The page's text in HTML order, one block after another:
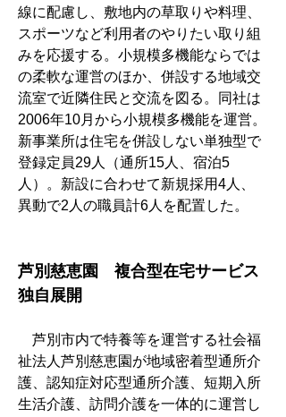
線に配慮し、敷地内の草取りや料理、
スポーツなど利用者のやりたい取り組
みを応援する。小規模多機能ならでは
の柔軟な運営のほか、併設する地域交
流室で近隣住民と交流を図る。同社は
2006年10月から小規模多機能を運営。
新事業所は住宅を併設しない単独型で
登録定員29人（通所15人、宿泊5
人）。新設に合わせて新規採用4人、
異動で2人の職員計6人を配置した。
芦別慈恵園　複合型在宅サービス
独自展開
芦別市内で特養等を運営する社会福
祉法人芦別慈恵園が地域密着型通所介
護、認知症対応型通所介護、短期入所
生活介護、訪問介護を一体的に運営し